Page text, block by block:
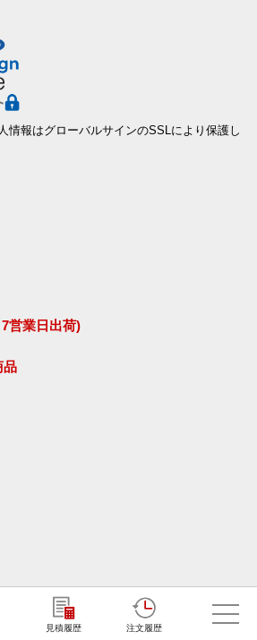
見積履歴 注文履歴
情報はグローバルサインのSSLにより保護し
営業日出荷)
品